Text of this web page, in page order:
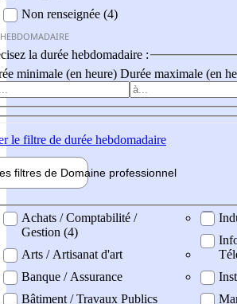
Non renseignée (4)
la durée hebdomadaire :
minimale (en heure) Durée maximale (en
le filtre de durée hebdomadaire
filtres de Domaine professionnel
professionel
Achats / Comptabilité /
Gestion (4)
Arts / Artisanat d'art
Banque / Assurance
Bâtiment / Travaux Publics